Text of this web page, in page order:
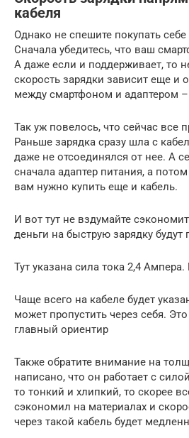
кабеля
Однако не спешите покупать
Сначала убедитесь, что ваш
А даже если и поддерживает, то
скорость зарядки зависит еще и
между смартфоном и адаптером
Так уж повелось, что сейчас все
Раньше зарядка сразу шла с
даже не отсоединялся от нее. А
сначала адаптер питания, а потом
вам нужно купить еще и кабель.
И вот тут не вздумайте
деньги на быструю зарядку будут
Тут указана сила тока 2,4
Чаще всего на кабеле будет
может пропустить через себя.
главный ориентир
Также обратите внимание на
написано, что он работает с
то тонкий и хлипкий, то скорее
сэкономил на материалах и
через такой кабель будет